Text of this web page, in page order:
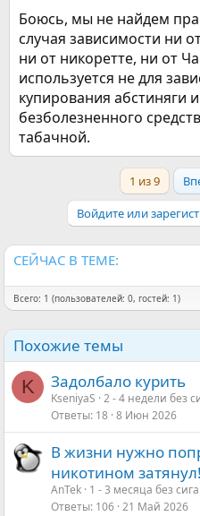
Боюсь, мы не найдем
случая зависимости ни
ни от никоретте, ни от
используется не для
купирования абстиняги
безболезненного
табачной.
1 из 9
Войдите или
СЕЙЧАС В ТЕМЕ:
Всего: 1 (пользователей: 0, гостей: 1)
Похожие темы
K Задолбало курить
KseniyaS 2 - 4 недели без
Ответы 18 8 Июн 2026
В жизни нужно
никотином затянул!
AnTek 1 - 3 месяца без
Ответы 106 21 Май 2026